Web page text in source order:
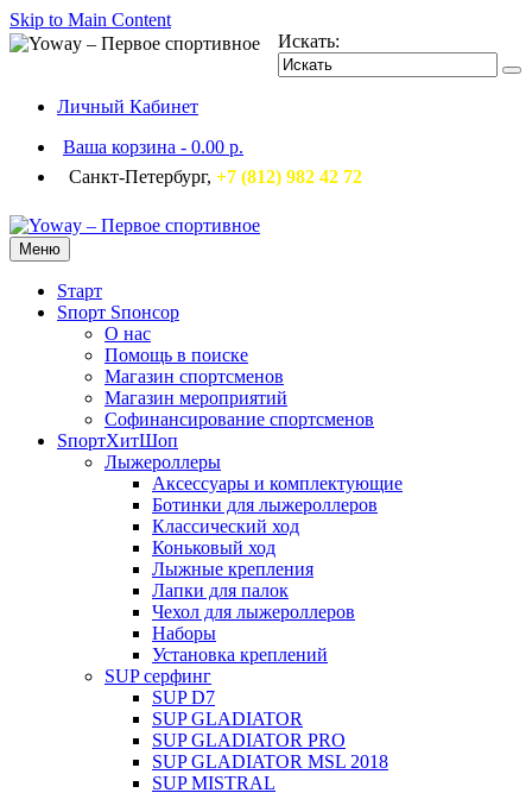
Skip to Main Content
Искать:
Личный Кабинет
Ваша корзина - 0.00 р.
Санкт-Петербург, +7 (812) 982 42 72
Меню
Sтарт
Sпорт Sпонсор
О нас
Помощь в поиске
Магазин спортсменов
Магазин мероприятий
Софинансирование спортсменов
SпортХитШоп
Лыжероллеры
Аксессуары и комплектующие
Ботинки для лыжероллеров
Классический ход
Коньковый ход
Лыжные крепления
Лапки для палок
Чехол для лыжероллеров
Наборы
Установка креплений
SUP серфинг
SUP D7
SUP GLADIATOR
SUP GLADIATOR PRO
SUP GLADIATOR MSL 2018
SUP MISTRAL